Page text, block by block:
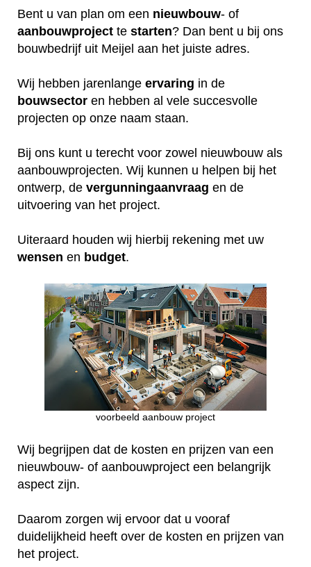
Bent u van plan om een nieuwbouw- of
aanbouwproject te starten? Dan bent u bij ons
bouwbedrijf uit Meijel aan het juiste adres.
Wij hebben jarenlange ervaring in de
bouwsector en hebben al vele succesvolle
projecten op onze naam staan.
Bij ons kunt u terecht voor zowel nieuwbouw als
aanbouwprojecten. Wij kunnen u helpen bij het
ontwerp, de vergunningaanvraag en de
uitvoering van het project.
Uiteraard houden wij hierbij rekening met uw
wensen en budget.
voorbeeld aanbouw project
Wij begrijpen dat de kosten en prijzen van een
nieuwbouw- of aanbouwproject een belangrijk
aspect zijn.
Daarom zorgen wij ervoor dat u vooraf
duidelijkheid heeft over de kosten en prijzen van
het project.